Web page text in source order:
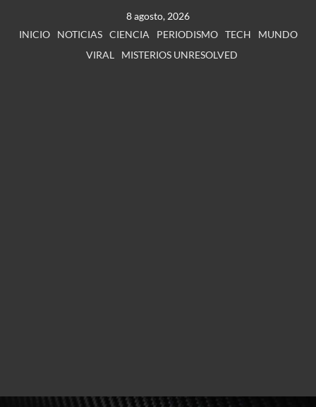
8 agosto, 2026
INICIO
NOTICIAS CIENCIA PERIODISMO TECH
MUNDO
VIRAL
MISTERIOS UNRESOLVED